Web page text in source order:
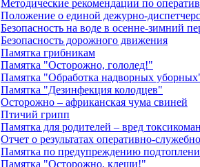
Методические рекомендации по
Положение о единой дежурно-
Безопасность на воде в осенне-зимний
Безопасность дорожного движения
Памятка грибникам
Памятка "Осторожно, гололед!"
Памятка "Обработка надворных
Памятка "Дезинфекция колодцев"
Осторожно – африканская чума свиней
Птичий грипп
Памятка для родителей – вред
Отчет о результатах оперативно-
Памятка по предупреждению
Памятка "Осторожно, клещи!"